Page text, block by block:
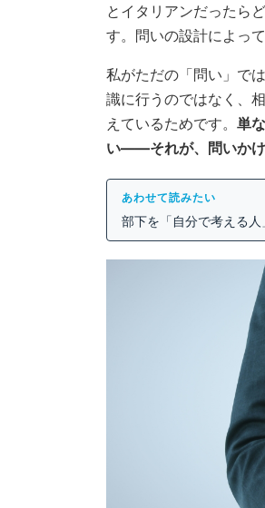
とイタリアンだったら
す。問いの設計によっ
私がただの「問い」で
識に行うのではなく、
えているためです。 単
い——それが、問いかけ
あわせて読みたい
部下を「自分で考える